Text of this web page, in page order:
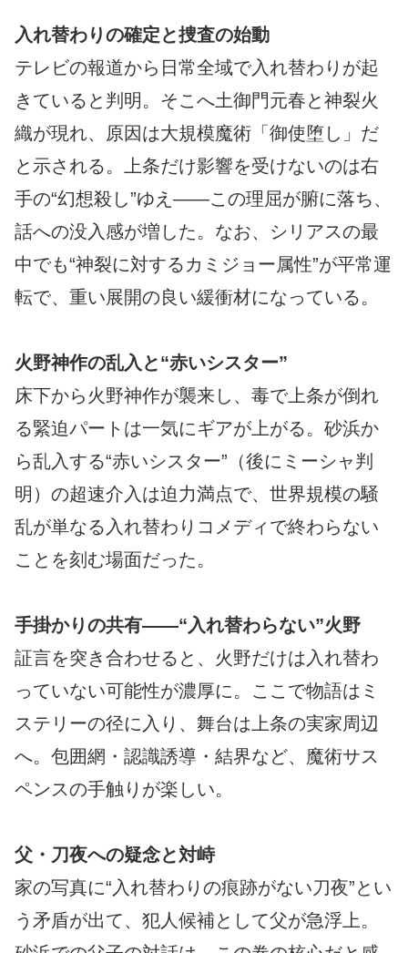
入れ替わりの確定と捜査の始動
テレビの報道から日常全域で入れ替わりが起
きていると判明。そこへ土御門元春と神裂火
織が現れ、原因は大規模魔術「御使堕し」だ
と示される。上条だけ影響を受けないのは右
手の“幻想殺し”ゆえ――この理屈が腑に落ち、
話への没入感が増した。なお、シリアスの最
中でも“神裂に対するカミジョー属性”が平常運
転で、重い展開の良い緩衝材になっている。
火野神作の乱入と“赤いシスター”
床下から火野神作が襲来し、毒で上条が倒れ
る緊迫パートは一気にギアが上がる。砂浜か
ら乱入する“赤いシスター”（後にミーシャ判
明）の超速介入は迫力満点で、世界規模の騒
乱が単なる入れ替わりコメディで終わらない
ことを刻む場面だった。
手掛かりの共有――“入れ替わらない”火野
証言を突き合わせると、火野だけは入れ替わ
っていない可能性が濃厚に。ここで物語はミ
ステリーの径に入り、舞台は上条の実家周辺
へ。包囲網・認識誘導・結界など、魔術サス
ペンスの手触りが楽しい。
父・刀夜への疑念と対峙
家の写真に“入れ替わりの痕跡がない刀夜”とい
う矛盾が出て、犯人候補として父が急浮上。